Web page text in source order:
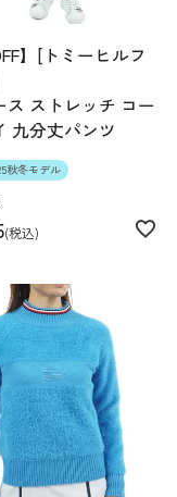
】[トミーヒルフ
ス ストレッチ コー
九分丈パンツ
秋冬モデル
税込